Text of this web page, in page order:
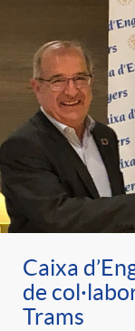
Caixa
de
Trams